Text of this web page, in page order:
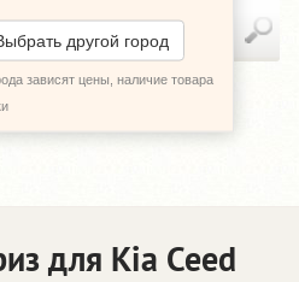
другой город
зависят цены, наличие товара
для Kia Ceed